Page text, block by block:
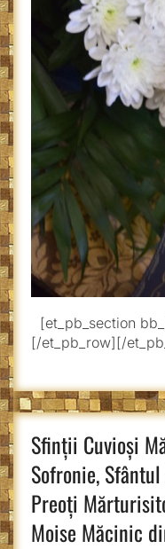
[et_pb_section
[/et_pb_row][/
Sfinții Cuvioși
Sofronie,
Preoţi
Moise Măcinic